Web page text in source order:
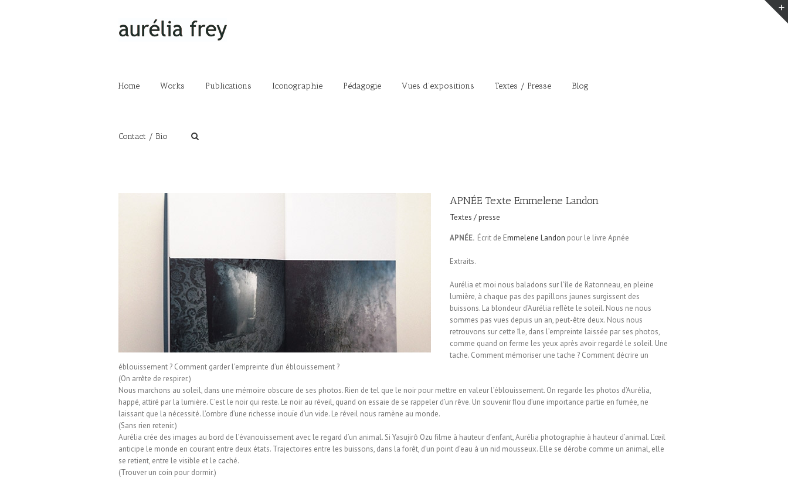
Home Works Publications Iconographie Pédagogie Vues d’expositions Textes / Presse Blog
Contact / Bio
APNÉE Texte Emmelene Landon
Textes / presse
APNÉE. Écrit de Emmelene Landon pour le livre Apnée
Extraits.
Aurélia et moi nous baladons sur l’île de Ratonneau, en pleine
lumière, à chaque pas des papillons jaunes surgissent des
buissons. La blondeur d’Aurélia reﬂète le soleil. Nous ne nous
sommes pas vues depuis un an, peut-être deux. Nous nous
retrouvons sur cette île, dans l’empreinte laissée par ses photos,
comme quand on ferme les yeux après avoir regardé le soleil. Une
tache. Comment mémoriser une tache ? Comment décrire un
éblouissement ? Comment garder l’empreinte d’un éblouissement ?
(On arrête de respirer.)
Nous marchons au soleil, dans une mémoire obscure de ses photos. Rien de tel que le noir pour mettre en valeur l’éblouissement. On regarde les photos d’Aurélia,
happé, attiré par la lumière. C’est le noir qui reste. Le noir au réveil, quand on essaie de se rappeler d’un rêve. Un souvenir ﬂou d’une importance partie en fumée, ne
laissant que la nécessité. L’ombre d’une richesse inouïe d’un vide. Le réveil nous ramène au monde.
(Sans rien retenir.)
Aurélia crée des images au bord de l’évanouissement avec le regard d’un animal. Si Yasujirô Ozu ﬁlme à hauteur d’enfant, Aurélia photographie à hauteur d’animal. L’œil
anticipe le monde en courant entre deux états. Trajectoires entre les buissons, dans la forêt, d’un point d’eau à un nid mousseux. Elle se dérobe comme un animal, elle
se retient, entre le visible et le caché.
(Trouver un coin pour dormir.)